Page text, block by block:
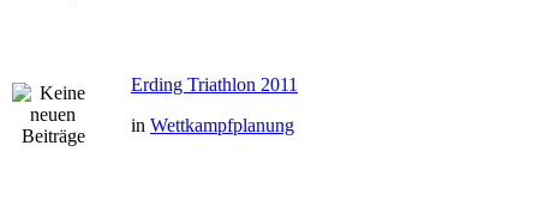
Erding Triathlon 2011
in Wettkampfplanung